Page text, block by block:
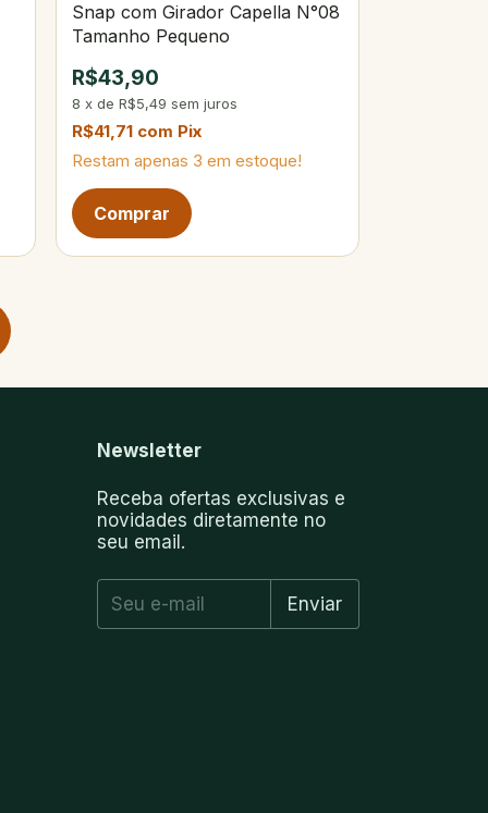
Snap com Girador Capella N°08
Tamanho Pequeno
R$43,90
8 x de R$5,49 sem juros
R$41,71 com Pix
Restam apenas 3 em estoque!
Newsletter
Receba ofertas exclusivas e
novidades diretamente no
seu email.